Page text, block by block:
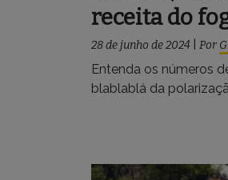
receita do
28 de junho de 2024 Por
Entenda os números
blablablá da